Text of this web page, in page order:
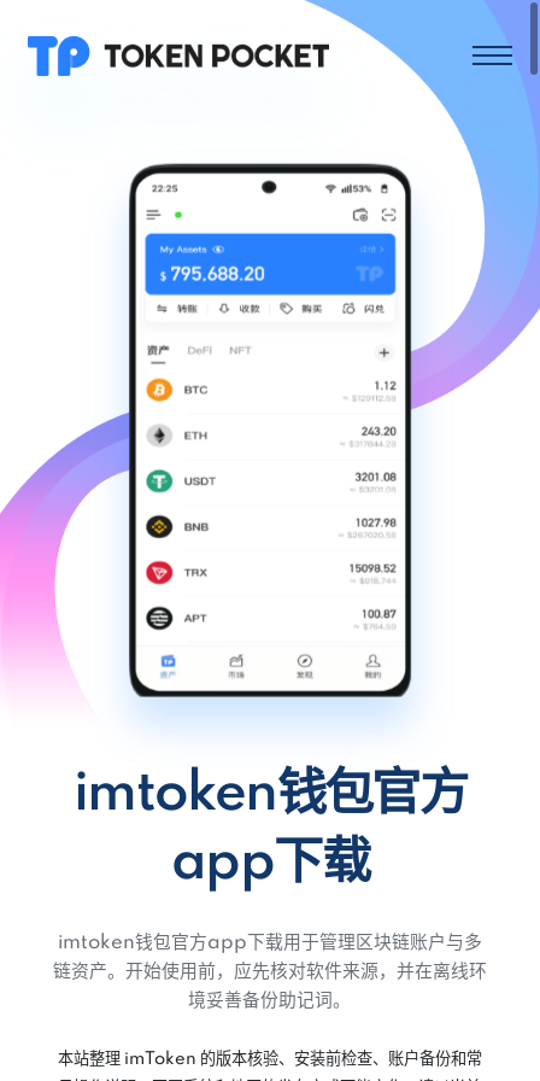
imtoken钱包官方
app下载
imtoken钱包官方app下载用于管理区块链账户与多
链资产。开始使用前，应先核对软件来源，并在离线环
境妥善备份助记词。
本站整理 imToken 的版本核验、安装前检查、账户备份和常